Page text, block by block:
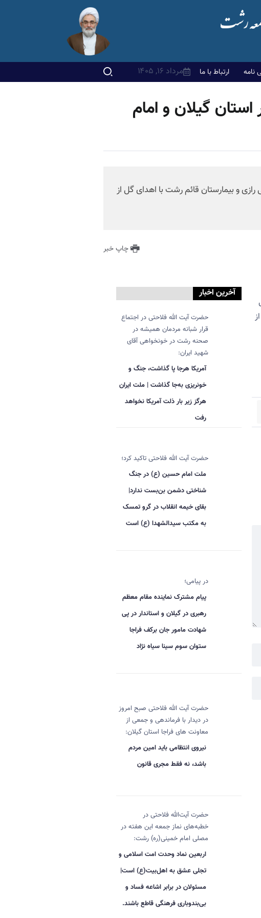
نامه ارتباط با ما مرداد ۱۶, ۱۴۰۵
استان گیلان و امام
و بیمارستان قائم رشت با اهدای گل از
چاپ خبر
آخرین اخبار
حضرت آیت الله فلاحتی در اجتماع
قرار شبانه مردمان همیشه در
صحنه رشت در خونخواهی آقای
شهید ایران:
آمریکا هرجا پا گذاشت، جنگ و
خونریزی به‌جا گذاشت | ملت ایران
هرگز زیر بار ذلت آمریکا نخواهد
رفت
حضرت آیت الله فلاحتی تاکید کرد؛
ملت امام حسین (ع) در جنگ
شناختی دشمن بن‌بست ندارد|
بقای خیمه انقلاب در گرو تمسک
به مکتب سیدالشهدا (ع) است
در پیامی؛
پیام مشترک نماینده مقام معظم
رهبری در گیلان و استاندار در پی
شهادت مامور جان برکف فراجا
ستوان سوم سینا سیاه نژاد
حضرت آیت الله فلاحتی صبح امروز
در دیدار با فرماندهی و جمعی از
معاونت های فراجا استان گیلان:
نیروی انتظامی باید امین مردم
باشد، نه فقط مجری قانون
حضرت آیت‌الله فلاحتی در
خطبه‌های نماز جمعه این هفته در
مصلی امام خمینی(ره) رشت:
اربعین نماد وحدت امت اسلامی و
تجلی عشق به اهل‌بیت(ع) است|
مسئولان در برابر اشاعه فساد و
بی‌بندوباری فرهنگی قاطع باشند.